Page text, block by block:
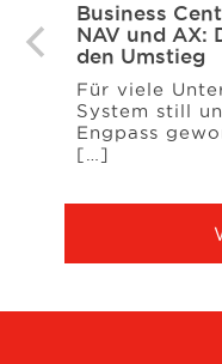
Business
NAV und AX:
den Umstieg
Für viele
System still
Engpass
[…]